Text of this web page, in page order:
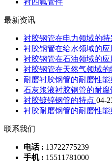
最新资讯
衬胶钢管在电力领域的特
衬胶钢管在给水领域的
衬胶钢管在石油领域的应
衬胶钢管在天然气领域
耐磨衬胶钢管的耐磨性能
石灰浆液衬胶钢管的耐
衬胶镀锌钢管的特点 04-
衬胶耐磨钢管的耐磨性能
联系我们
电话 : 13722775239
手机 : 15511781000